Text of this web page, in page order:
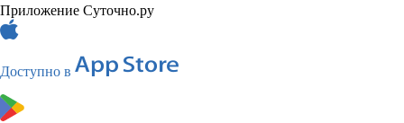
Приложение Суточно.ру
Доступно в